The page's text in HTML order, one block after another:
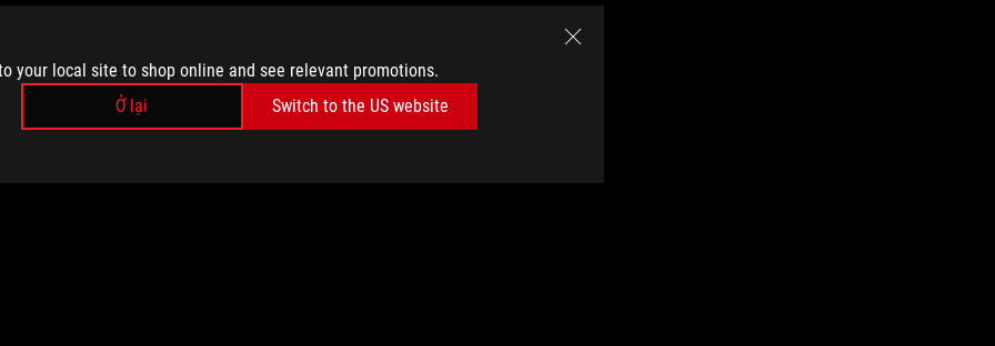
your local site to shop online and see relevant promotions.
Ở lại
Switch to the US website